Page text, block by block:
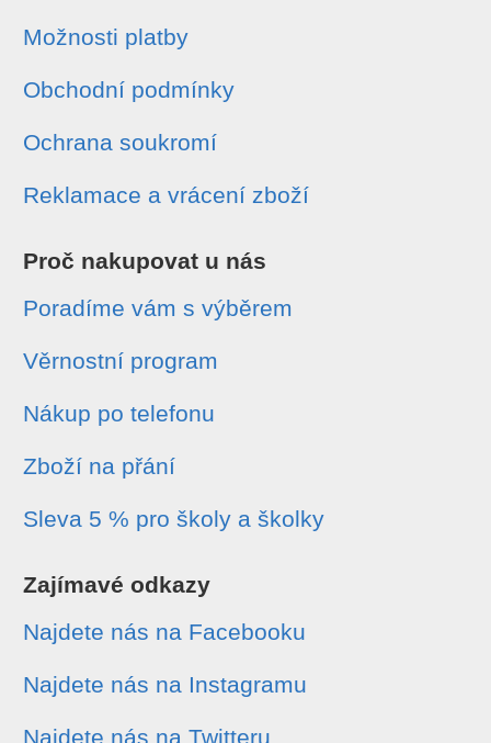
Možnosti platby
Obchodní podmínky
Ochrana soukromí
Reklamace a vrácení zboží
Proč nakupovat u nás
Poradíme vám s výběrem
Věrnostní program
Nákup po telefonu
Zboží na přání
Sleva 5 % pro školy a školky
Zajímavé odkazy
Najdete nás na Facebooku
Najdete nás na Instagramu
Najdete nás na Twitteru